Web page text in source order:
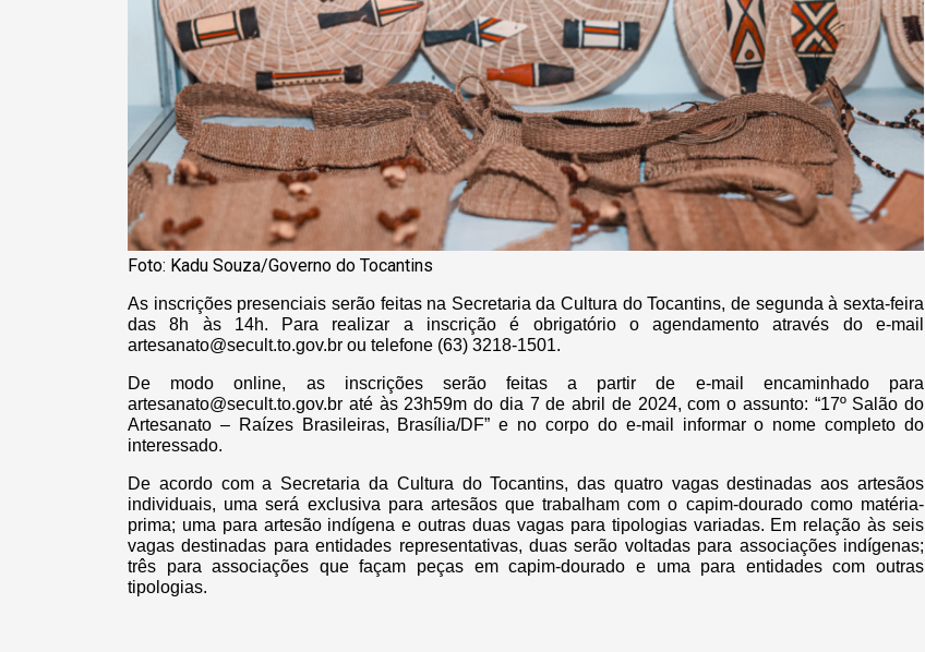
Foto: Kadu Souza/Governo do Tocantins
As inscrições presenciais serão feitas na Secretaria da Cultura do Tocantins, de segunda à sexta-feira
das 8h às 14h. Para realizar a inscrição é obrigatório o agendamento através do e-mail
artesanato@secult.to.gov.br ou telefone (63) 3218-1501.
De modo online, as inscrições serão feitas a partir de e-mail encaminhado para
artesanato@secult.to.gov.br até às 23h59m do dia 7 de abril de 2024, com o assunto: “17º Salão do
Artesanato – Raízes Brasileiras, Brasília/DF” e no corpo do e-mail informar o nome completo do
interessado.
De acordo com a Secretaria da Cultura do Tocantins, das quatro vagas destinadas aos artesãos
individuais, uma será exclusiva para artesãos que trabalham com o capim-dourado como matéria-
prima; uma para artesão indígena e outras duas vagas para tipologias variadas. Em relação às seis
vagas destinadas para entidades representativas, duas serão voltadas para associações indígenas;
três para associações que façam peças em capim-dourado e uma para entidades com outras
tipologias.